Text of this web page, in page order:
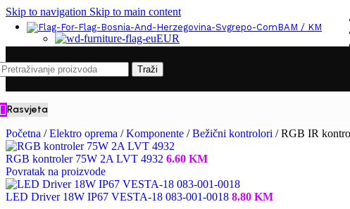
Skip to navigation Skip to main content
BAM / KM
EUR
Traži
Rasvjeta
Početna / Elektro oprema / Komponente / Bežični kontrolori / RGB IR
RGB kontroler 75W 2A LVT 4932 6.60 KM
Povratak na proizvode
LED Driver 18W IP67 VESTA-18 083-001-0018 8.80 KM